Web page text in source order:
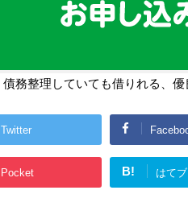
債務整理していても借りれる、
Twitter
Pocket B! はてブ